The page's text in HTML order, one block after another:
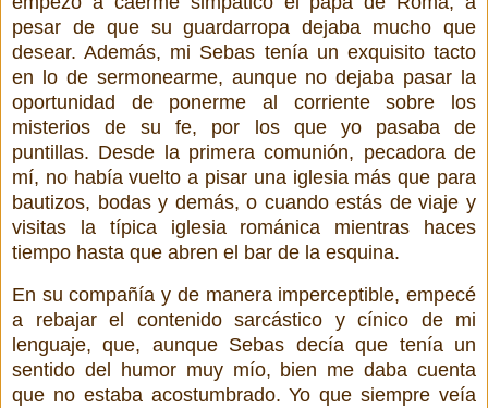
pesar de que su guardarropa dejaba mucho que
desear. Además, mi Sebas tenía un exquisito tacto
en lo de sermonearme, aunque no dejaba pasar la
oportunidad de ponerme al corriente sobre los
misterios de su fe, por los que yo pasaba de
puntillas. Desde la primera comunión, pecadora de
mí, no había vuelto a pisar una iglesia más que para
bautizos, bodas y demás, o cuando estás de viaje y
visitas la típica iglesia románica mientras haces
tiempo hasta que abren el bar de la esquina.
En su compañía y de manera imperceptible, empecé
a rebajar el contenido sarcástico y cínico de mi
lenguaje, que, aunque Sebas decía que tenía un
sentido del humor muy mío, bien me daba cuenta
que no estaba acostumbrado. Yo que siempre veía